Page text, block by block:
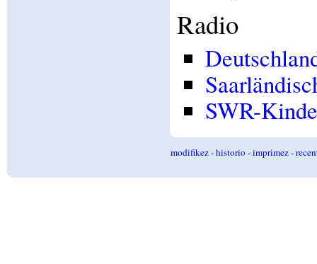
Radio
SWR-
modifikez-historio-imprimez-